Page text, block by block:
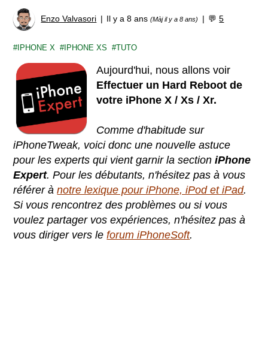
Enzo Valvasori Il y a 8 ans(Màj il y a 8 ans) 💬5
IPHONE X IPHONE XS TUTO
Aujourd'hui, nous allons voir
Effectuer un Hard Reboot de
votre iPhone X / Xs / Xr.
Comme d'habitude sur
iPhoneTweak, voici donc une nouvelle astuce
pour les experts qui vient garnir la sectioniPhone
Expert. Pour les débutants, n'hésitez pas à vous
référer ànotre lexique pour iPhone, iPod et iPad.
Si vous rencontrez des problèmes ou si vous
voulez partager vos expériences, n'hésitez pas à
vous diriger vers leforum iPhoneSoft.